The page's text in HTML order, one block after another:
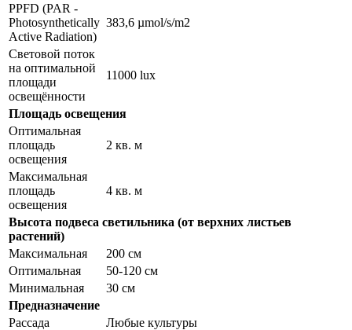
PPFD (PAR -
Photosynthetically
Active Radiation)
383,6 µmol/s/m2
Световой поток
на оптимальной
площади
освещённости
11000 lux
Площадь освещения
Оптимальная
площадь
освещения
2 кв. м
Максимальная
площадь
освещения
4 кв. м
Высота подвеса светильника (от верхних листьев
растений)
Максимальная
200 см
Оптимальная
50-120 см
Минимальная
30 см
Предназначение
Рассада
Любые культуры